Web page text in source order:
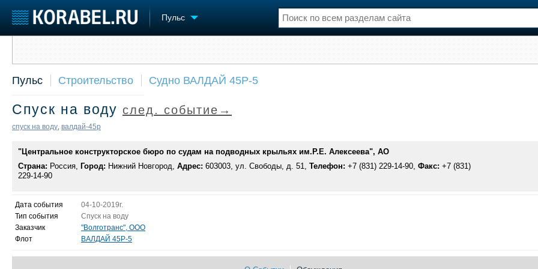
Пульс
Судостроение
Пульс
Компании
Репутация
Крюинг
Журнал
Реклама
Торговая площадка
Доска объявлений
Оборудование
Услуги
Конференции
Выставки и семинары
Флот
Пульс Строительство Судно ВАЛДАЙ 45Р-5
Спуск на воду след. событие→
спуск на воду валдай-45р
"Центральное конструкторское бюро по судам на подводных крыльях им.Р.Е. Алексеева", АО
Страна: Россия, Город: Нижний Новгород, Адрес: 603003, ул. Свободы, д. 51, Телефон: +7 (831) 229-14-90, Факс: +7 (831)
229-14-90
Дата события
04-10-2019г.
Тип события
Спуск на воду
Заказчик
"Волготранс", ООО
Флот
ВАЛДАЙ 45Р-5